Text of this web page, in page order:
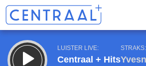
LUISTER LIVE:
Centraal + Hits
STRAKS: